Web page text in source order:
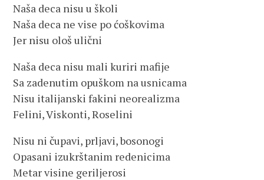
Naša deca nisu u školi
Naša deca ne vise po ćoškovima
Jer nisu ološ ulični
Naša deca nisu mali kuriri mafije
Sa zadenutim opuškom na usnicama
Nisu italijanski fakini neorealizma
Felini, Viskonti, Roselini
Nisu ni čupavi, prljavi, bosonogi
Opasani izukrštanim redenicima
Metar visine geriljerosi